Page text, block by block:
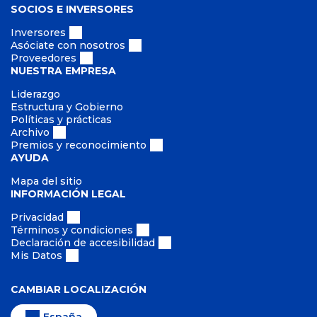
SOCIOS E INVERSORES
Inversores
Asóciate con nosotros
Proveedores
NUESTRA EMPRESA
Liderazgo
Estructura y Gobierno
Políticas y prácticas
Archivo
Premios y reconocimiento
AYUDA
Mapa del sitio
INFORMACIÓN LEGAL
Privacidad
Términos y condiciones
Declaración de accesibilidad
Mis Datos
CAMBIAR LOCALIZACIÓN